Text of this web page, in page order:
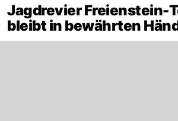
Jagdrevier Freienstein-
bleibt in bewährten